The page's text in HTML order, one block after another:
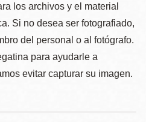
los archivos y el material
Si no desea ser fotografiado,
del personal o al fotógrafo.
para ayudarle a
evitar capturar su imagen.